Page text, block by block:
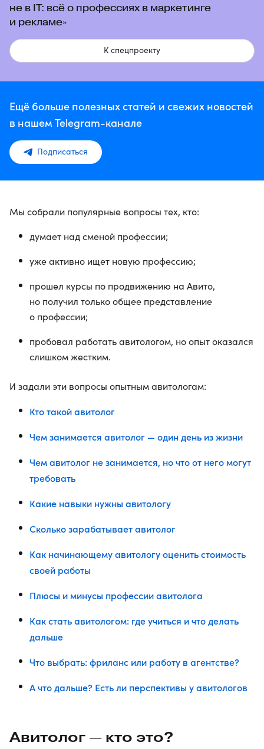
не в IT: всё о профессиях в маркетинге
и рекламе»
К спецпроекту
Ещё больше полезных статей и свежих новостей
в нашем Telegram-канале
Подписаться
Мы собрали популярные вопросы тех, кто:
думает над сменой профессии;
уже активно ищет новую профессию;
прошел курсы по продвижению на Авито,
но получил только общее представление
о профессии;
пробовал работать авитологом, но опыт оказался
слишком жестким.
И задали эти вопросы опытным авитологам:
Кто такой авитолог
Чем занимается авитолог — один день из жизни
Чем авитолог не занимается, но что от него могут
требовать
Какие навыки нужны авитологу
Сколько зарабатывает авитолог
Как начинающему авитологу оценить стоимость
своей работы
Плюсы и минусы профессии авитолога
Как стать авитологом: где учиться и что делать
дальше
Что выбрать: фриланс или работу в агентстве?
А что дальше? Есть ли перспективы у авитологов
Авитолог — кто это?